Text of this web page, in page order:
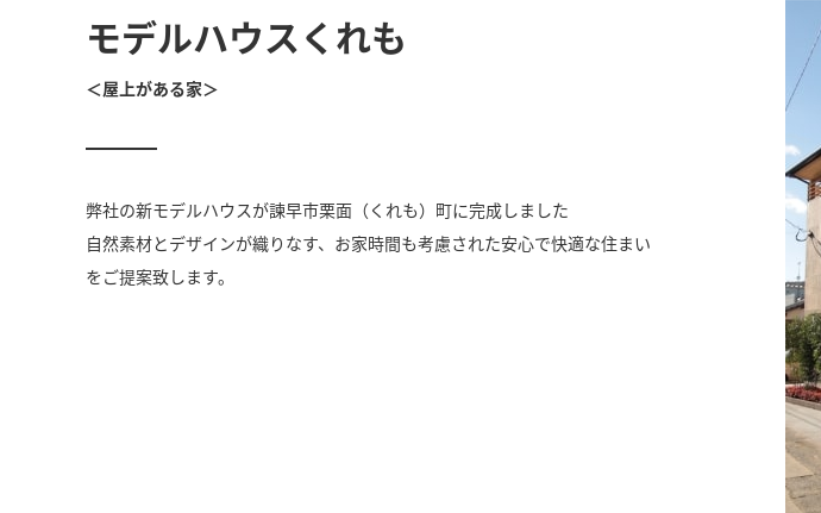
モデルハウスくれも
＜屋上がある家＞
弊社の新モデルハウスが諫早市栗面（くれも）町に完成しました
自然素材とデザインが織りなす、お家時間も考慮された安心で快適な住まい
をご提案致します。